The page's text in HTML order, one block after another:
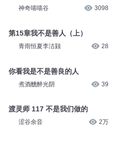
神奇喵喵谷 3098
第15章我不是善人（上）
青雨恒夏李洁颢 28
你看我是不是善良的人
煮酒醺醉光阴 39
渡灵师 117 不是我们做的
涩谷余音 2万